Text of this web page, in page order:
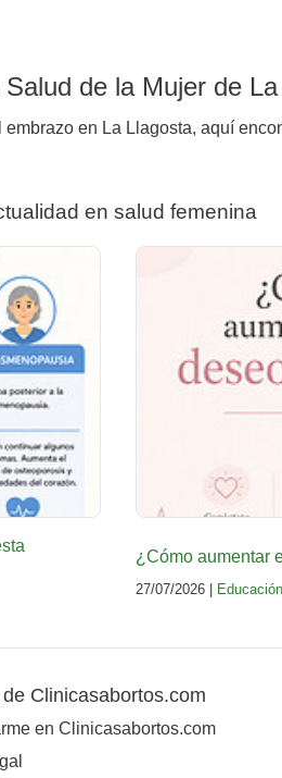
de la Mujer de
en La Llagosta, aquí
en salud femenina
¿Cómo aumentar
27/07/2026 |
Clinicasabortos.com
en Clinicasabortos.com